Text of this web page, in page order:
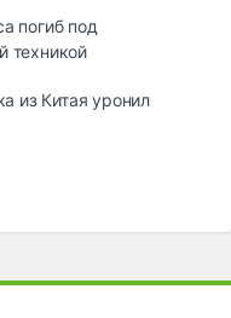
погиб под
техникой
из Китая уронил